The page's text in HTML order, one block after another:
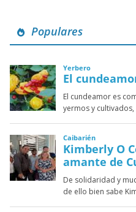
Populares